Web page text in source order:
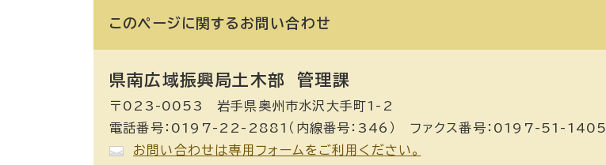
このページに関する お問い合わせ
県南広域振興局土木部 管理課
〒023-0053 岩手県奥州市水沢大手町1-2
電話番号：0197-22-2881（内線番号：346） ファクス番号：0197-51-1405
お問い合わせは専用フォームをご利用ください。